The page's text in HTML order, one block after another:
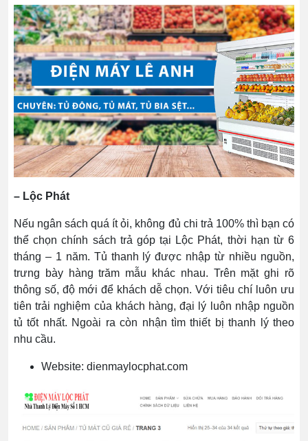
– Lộc Phát
Nếu ngân sách quá ít ỏi, không đủ chi trả 100% thì bạn có
thể chọn chính sách trả góp tại Lộc Phát, thời hạn từ 6
tháng – 1 năm. Tủ thanh lý được nhập từ nhiều nguồn,
trưng bày hàng trăm mẫu khác nhau. Trên mặt ghi rõ
thông số, độ mới để khách dễ chọn. Với tiêu chí luôn ưu
tiên trải nghiệm của khách hàng, đại lý luôn nhập nguồn
tủ tốt nhất. Ngoài ra còn nhận tìm thiết bị thanh lý theo
nhu cầu.
Website: dienmaylocphat.com